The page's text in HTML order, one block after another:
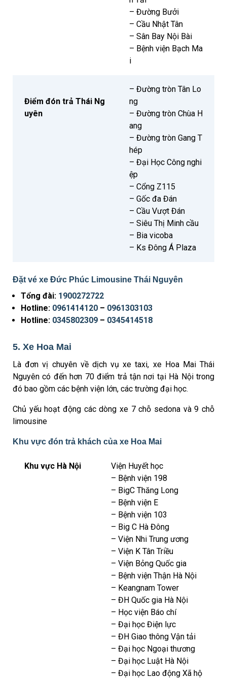
– Đường Bưởi
– Cầu Nhật Tân
– Sân Bay Nội Bài
– Bệnh viện Bạch Ma
i
Điểm đón trả Thái Ng
uyên
– Đường tròn Tân Lo
ng
– Đường tròn Chùa H
ang
– Đường tròn Gang T
hép
– Đại Học Công nghi
ệp
– Cổng Z115
– Gốc đa Đán
– Cầu Vượt Đán
– Siêu Thị Minh cầu
– Bia vicoba
– Ks Đông Á Plaza
Đặt vé xe Đức Phúc Limousine Thái Nguyên
Tổng đài: 1900272722
Hotline: 0961414120 – 0961303103
Hotline: 0345802309 – 0345414518
5. Xe Hoa Mai
Là đơn vị chuyên về dịch vụ xe taxi, xe Hoa Mai Thái
Nguyên có đến hơn 70 điểm trả tận nơi tại Hà Nội trong
đó bao gồm các bệnh viện lớn, các trường đại học.
Chủ yếu hoạt động các dòng xe 7 chỗ sedona và 9 chỗ
limousine
Khu vực đón trả khách của xe Hoa Mai
Khu vực Hà Nội
Viện Huyết học
– Bệnh viện 198
– BigC Thăng Long
– Bệnh viện E
– Bệnh viện 103
– Big C Hà Đông
– Viện Nhi Trung ương
– Viện K Tân Triều
– Viện Bỏng Quốc gia
– Bệnh viện Thận Hà Nội
– Keangnam Tower
– ĐH Quốc gia Hà Nội
– Học viện Báo chí
– Đại học Điện lực
– ĐH Giao thông Vận tải
– Đại học Ngoại thương
– Đại học Luật Hà Nội
– Đại học Lao động Xã hộ